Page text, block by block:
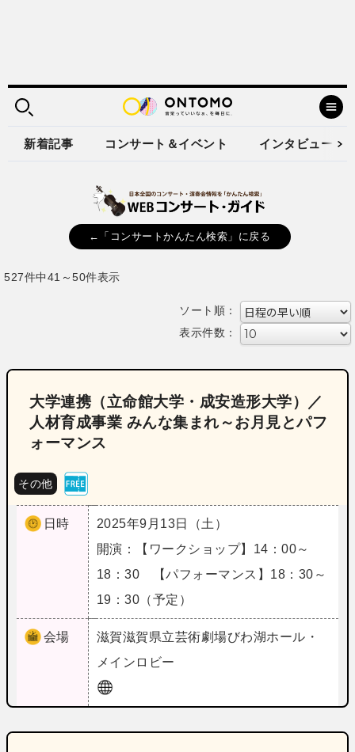
新着記事 コンサート＆イベント インタビュー
←「コンサートかんたん検索」に戻る
527件中41～50件表示
ソート順：
表示件数：
大学連携（立命館大学・成安造形大学）／
人材育成事業 みんな集まれ～お月見とパフ
ォーマンス
その他
日時
2025年9月13日（土）
開演：【ワークショップ】14：00～
18：30 【パフォーマンス】18：30～
19：30（予定）
会場 滋賀滋賀県立芸術劇場びわ湖ホール・
メインロビー